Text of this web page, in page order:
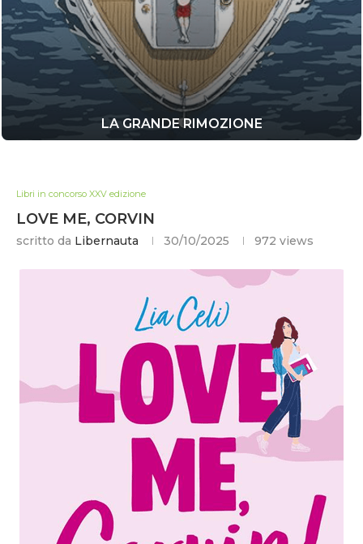
LA GRANDE RIMOZIONE
Libri in concorso XXV edizione
LOVE ME, CORVIN
scritto da Libernauta 30/10/2025 972 views